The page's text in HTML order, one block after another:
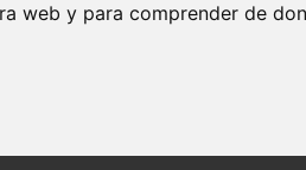
web y para comprender de